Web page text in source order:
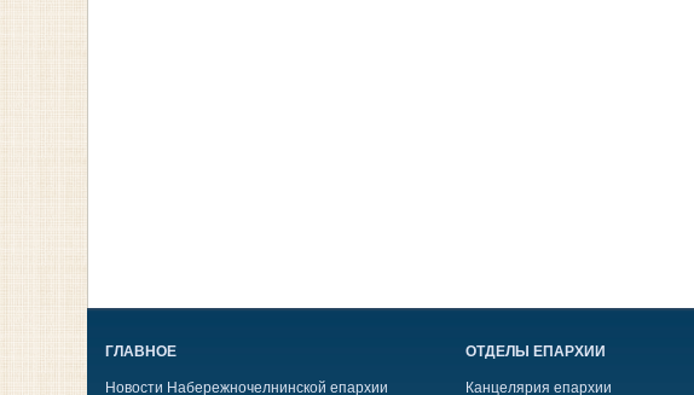
ГЛАВНОЕ
Новости Набережночелнинской епархии
ОТДЕЛЫ ЕПАРХИИ
Канцелярия епархии